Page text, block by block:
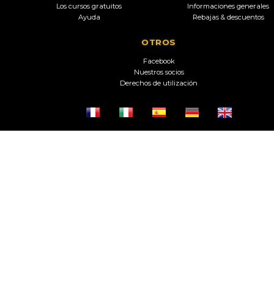
Los cursos gratuitos
Ayuda
Informaciones generales
Rebajas & descuentos
OTROS
Facebook
Nuestros socios
Derechos de utilización